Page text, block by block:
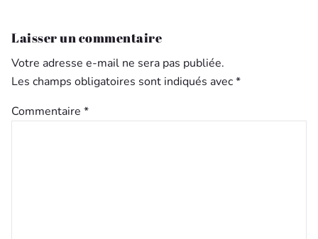
Laisser un commentaire
Votre adresse e-mail ne sera pas publiée.
Les champs obligatoires sont indiqués avec*
Commentaire *